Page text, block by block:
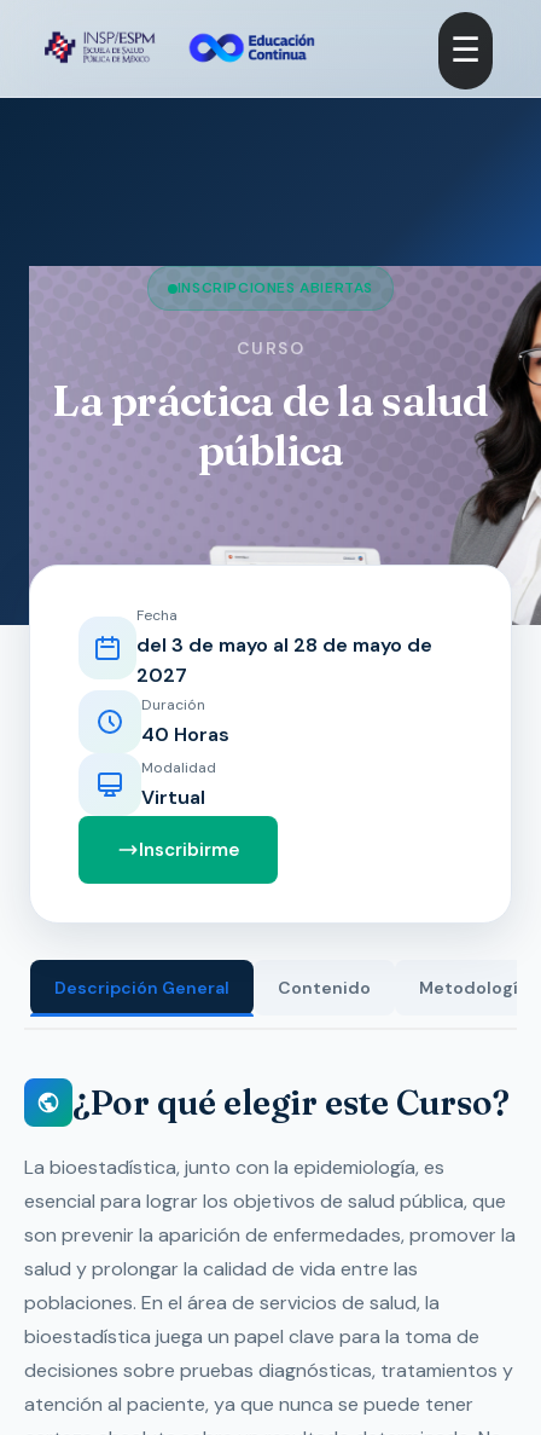
☰
INSCRIPCIONES ABIERTAS
CURSO
La práctica de la salud
pública
Fecha
del 3 de mayo al 28 de mayo de
2027
Duración
40 Horas
Modalidad
Virtual
Inscribirme
Descripción General Contenido Metodología
¿Por qué elegir este Curso?
La bioestadística, junto con la epidemiología, es
esencial para lograr los objetivos de salud pública, que
son prevenir la aparición de enfermedades, promover la
salud y prolongar la calidad de vida entre las
poblaciones. En el área de servicios de salud, la
bioestadística juega un papel clave para la toma de
decisiones sobre pruebas diagnósticas, tratamientos y
atención al paciente, ya que nunca se puede tener